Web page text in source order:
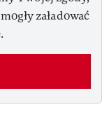
załadować